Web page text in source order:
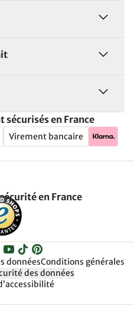
sécurisés en France
Virement bancaire
en France
donnéesConditions générales
des données